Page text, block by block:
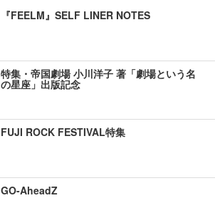
『FEELM』SELF LINER NOTES
特集・帝国劇場 小川洋子 著「劇場という名
の星座」出版記念
FUJI ROCK FESTIVAL特集
GO-AheadZ